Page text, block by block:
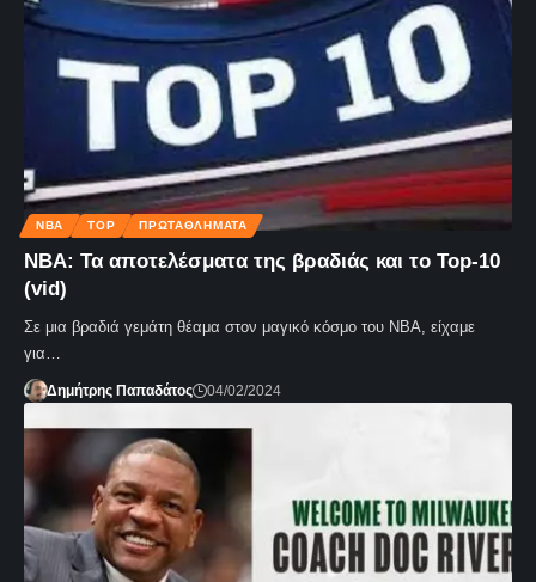
NBA TOP ΠΡΩΤΑΘΛΗΜΑΤΑ
NBA: Τα αποτελέσματα της βραδιάς και το Top-10
(vid)
Σε μια βραδιά γεμάτη θέαμα στον μαγικό κόσμο του NBA, είχαμε
για…
Δημήτρης Παπαδάτος 04/02/2024